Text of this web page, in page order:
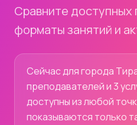
Сравните доступных
форматы занятий и
Сейчас для города
преподавателей и 3
доступны из любой
показываются только